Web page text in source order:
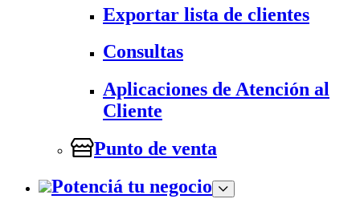
Exportar lista de clientes
Consultas
Aplicaciones de Atención al
Cliente
Punto de venta
Potenciá tu negocio